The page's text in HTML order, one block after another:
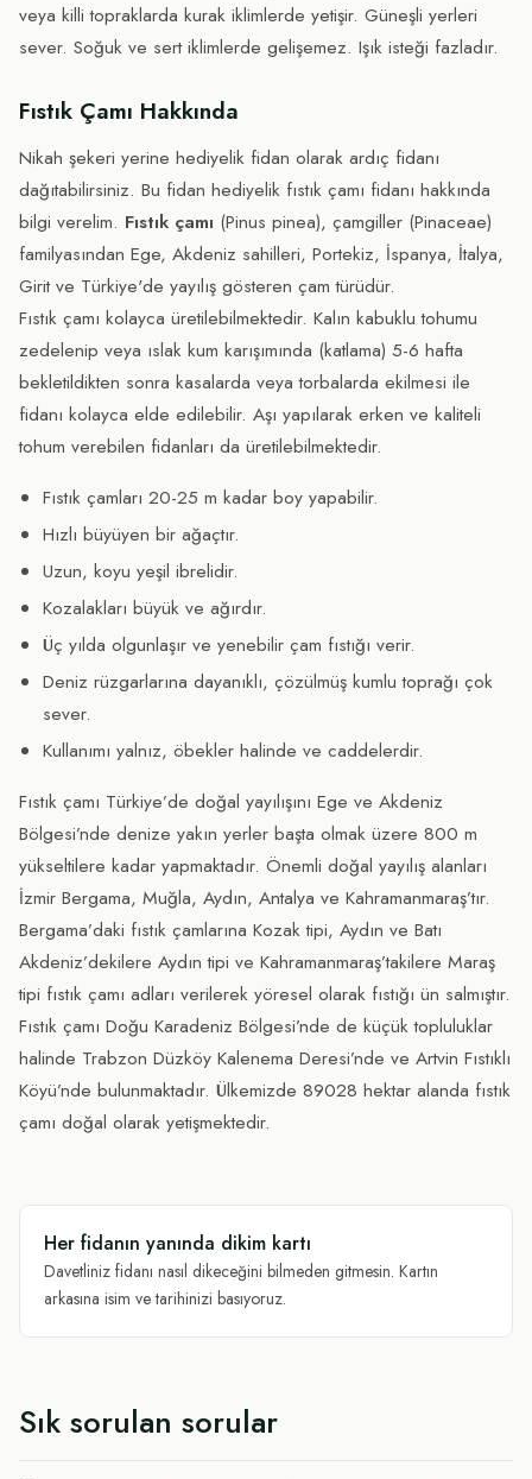
veya killi topraklarda kurak iklimlerde yetişir. Güneşli yerleri
sever. Soğuk ve sert iklimlerde gelişemez. Işık isteği fazladır.
Fıstık Çamı Hakkında
Nikah şekeri yerine hediyelik fidan olarak ardıç fidanı
dağıtabilirsiniz. Bu fidan hediyelik fıstık çamı fidanı hakkında
bilgi verelim. Fıstık çamı (Pinus pinea), çamgiller (Pinaceae)
familyasından Ege, Akdeniz sahilleri, Portekiz, İspanya, İtalya,
Girit ve Türkiye'de yayılış gösteren çam türüdür.
Fıstık çamı kolayca üretilebilmektedir. Kalın kabuklu tohumu
zedelenip veya ıslak kum karışımında (katlama) 5-6 hafta
bekletildikten sonra kasalarda veya torbalarda ekilmesi ile
fidanı kolayca elde edilebilir. Aşı yapılarak erken ve kaliteli
tohum verebilen fidanları da üretilebilmektedir.
Fıstık çamları 20-25 m kadar boy yapabilir.
Hızlı büyüyen bir ağaçtır.
Uzun, koyu yeşil ibrelidir.
Kozalakları büyük ve ağırdır.
Üç yılda olgunlaşır ve yenebilir çam fıstığı verir.
Deniz rüzgarlarına dayanıklı, çözülmüş kumlu toprağı çok
sever.
Kullanımı yalnız, öbekler halinde ve caddelerdir.
Fıstık çamı Türkiye’de doğal yayılışını Ege ve Akdeniz
Bölgesi’nde denize yakın yerler başta olmak üzere 800 m
yükseltilere kadar yapmaktadır. Önemli doğal yayılış alanları
İzmir Bergama, Muğla, Aydın, Antalya ve Kahramanmaraş’tır.
Bergama’daki fıstık çamlarına Kozak tipi, Aydın ve Batı
Akdeniz’dekilere Aydın tipi ve Kahramanmaraş’takilere Maraş
tipi fıstık çamı adları verilerek yöresel olarak fıstığı ün salmıştır.
Fıstık çamı Doğu Karadeniz Bölgesi’nde de küçük topluluklar
halinde Trabzon Düzköy Kalenema Deresi’nde ve Artvin Fıstıklı
Köyü’nde bulunmaktadır. Ülkemizde 89028 hektar alanda fıstık
çamı doğal olarak yetişmektedir.
Her fidanın yanında dikim kartı
Davetliniz fidanı nasıl dikeceğini bilmeden gitmesin. Kartın
arkasına isim ve tarihinizi basıyoruz.
Sık sorulan sorular